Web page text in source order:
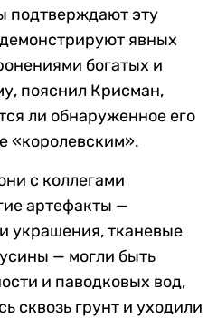
подтверждают эту
явных
богатых и
пояснил Крисман,
ли обнаруженное его
«королевским».
с коллегами
артефакты —
украшения, тканевые
— могли быть
и паводковых вод,
сквозь грунт и уходили